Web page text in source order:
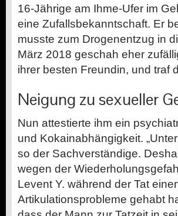
16-Jährige am Ihme-Ufer im
eine Zufallsbekanntschaft. Er
musste zum Drogenentzug in
März 2018 geschah eher
ihrer besten Freundin, und traf
Neigung zu sexueller
Nun attestierte ihm ein
und Kokainabhängigkeit.
so der Sachverständige.
wegen der
Levent Y. während der Tat
Artikulationsprobleme gehabt